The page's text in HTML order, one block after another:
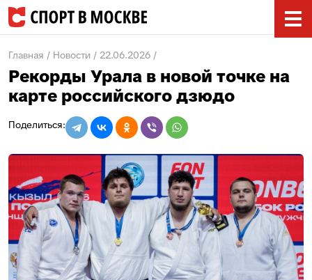
Главная Новости 22.06.2026
Рекорды Урала в новой точке на
карте российского дзюдо